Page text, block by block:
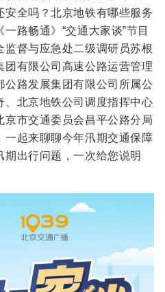
全吗？北京地铁有哪些服务
路畅通》“交通大家谈”节目
督与应急处二级调研员苏根
团有限公司高速公路运营管理
路发展集团有限公司所属公
、北京地铁公司调度指挥中心
京市交通委员会昌平公路分局
一起来聊聊今年汛期交通保障
出行问题，一次给您说明